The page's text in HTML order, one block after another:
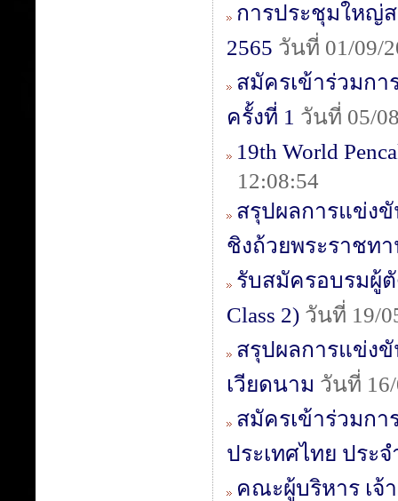
การประชุมใหญ่
2565 วันที่ 01/09/
สมัครเข้าร่วมก
ครั้งที่ 1 วันที่ 05/
19th World
12:08:54
สรุปผลการแข่ง
ชิงถ้วยพระราชท
รับสมัครอบรมผู้
Class 2) วันที่ 19/
สรุปผลการแข่ง
เวียดนาม วันที่
สมัครเข้าร่วมก
ประเทศไทย ประจ
คณะผู้บริหาร เ